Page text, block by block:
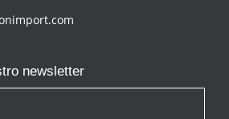
newsletter